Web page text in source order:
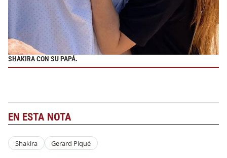
SHAKIRA CON SU PAPÁ.
EN ESTA NOTA
Shakira Gerard Piqué